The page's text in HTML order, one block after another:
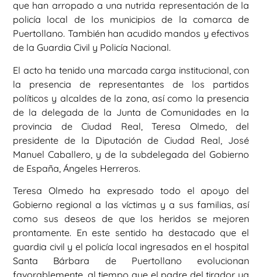
que han arropado a una nutrida representación de la
policía local de los municipios de la comarca de
Puertollano. También han acudido mandos y efectivos
de la Guardia Civil y Policía Nacional.
El acto ha tenido una marcada carga institucional, con
la presencia de representantes de los partidos
políticos y alcaldes de la zona, así como la presencia
de la delegada de la Junta de Comunidades en la
provincia de Ciudad Real, Teresa Olmedo, del
presidente de la Diputación de Ciudad Real, José
Manuel Caballero, y de la subdelegada del Gobierno
de España, Ángeles Herreros.
Teresa Olmedo ha expresado todo el apoyo del
Gobierno regional a las víctimas y a sus familias, así
como sus deseos de que los heridos se mejoren
prontamente. En este sentido ha destacado que el
guardia civil y el policía local ingresados en el hospital
Santa Bárbara de Puertollano evolucionan
favorablemente, al tiempo que el padre del tirador ya